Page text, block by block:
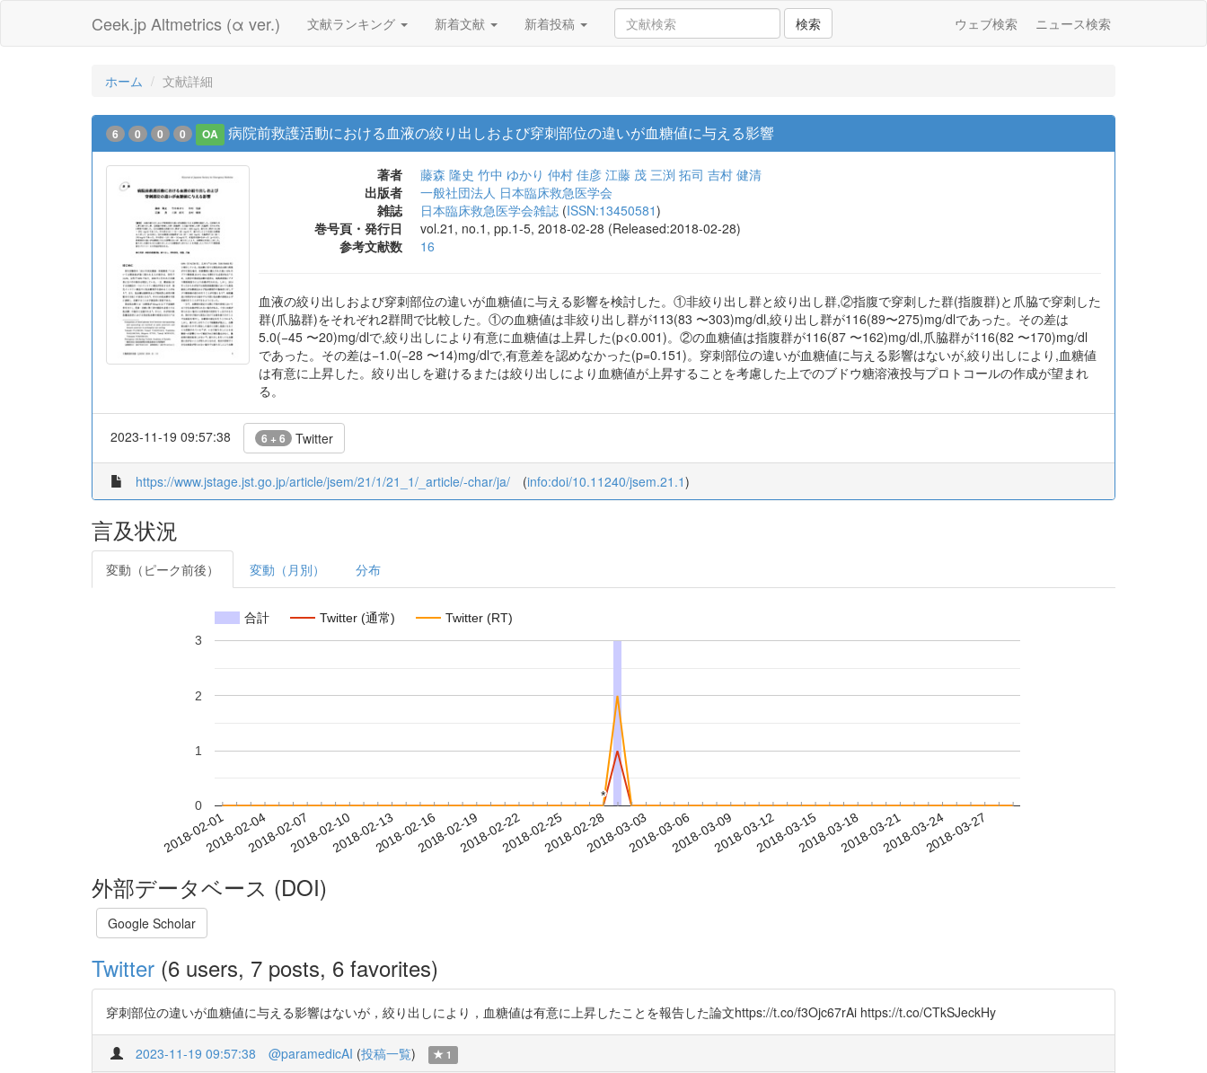
Ceek.jp Altmetrics (α ver.) 文献ランキング 新着文献 新着投稿 検索 ウェブ検索 ニュース検索
ホーム 文献詳細
6 0 0 0 OA 病院前救護活動における血液の絞り出しおよび穿刺部位の違いが血糖値に与える影響
著者 藤森 隆史 竹中 ゆかり 仲村 佳彦 江藤 茂 三渕 拓司 吉村 健清
出版者
一般社団法人 日本臨床救急医学会
雑誌
日本臨床救急医学会雑誌 (ISSN:13450581)
巻号頁・発行日
vol.21, no.1, pp.1-5, 2018-02-28 (Released:2018-02-28)
参考文献数
16
血液の絞り出しおよび穿刺部位の違いが血糖値に与える影響を検討した。①非絞り出し群と絞り出し群,②指腹で穿刺した群(指腹群)と爪脇で穿刺した
群(爪脇群)をそれぞれ2群間で比較した。①の血糖値は非絞り出し群が113(83 〜303)mg/dl,絞り出し群が116(89〜275)mg/dlであった。その差は
5.0(−45 〜20)mg/dlで,絞り出しにより有意に血糖値は上昇した(p<0.001)。②の血糖値は指腹群が116(87 〜162)mg/dl,爪脇群が116(82 〜170)mg/dl
であった。その差は−1.0(−28 〜14)mg/dlで,有意差を認めなかった(p=0.151)。穿刺部位の違いが血糖値に与える影響はないが,絞り出しにより,血糖値
は有意に上昇した。絞り出しを避けるまたは絞り出しにより血糖値が上昇することを考慮した上でのブドウ糖溶液投与プロトコールの作成が望まれ
る。
2023-11-19 09:57:38 6 + 6 Twitter
https://www.jstage.jst.go.jp/article/jsem/21/1/21_1/_article/-char/ja/ (info:doi/10.11240/jsem.21.1)
言及状況
変動（ピーク前後） 変動（月別） 分布
合計 Twitter (通常) Twitter (RT)
2018-02-012018-02-042018-02-072018-02-102018-02-132018-02-162018-02-192018-02-222018-02-252018-02-282018-03-032018-03-062018-03-092018-03-122018-03-152018-03-182018-03-212018-03-242018-03-27
0
1
2
3
*
*
外部データベース (DOI)
Google Scholar
Twitter (6 users, 7 posts, 6 favorites)
穿刺部位の違いが血糖値に与える影響はないが，絞り出しにより，血糖値は有意に上昇したことを報告した論文https://t.co/f3Ojc67rAi https://t.co/CTkSJeckHy
2023-11-19 09:57:38 @paramedicAI (投稿一覧) 1